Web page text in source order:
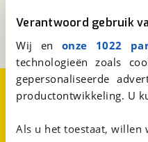
Verantwoord gebruik
Wij en onze 1022
technologieën zoals
gepersonaliseerde
productontwikkeling. U
Als u het toestaat, willen
Een initiatief van
Over viaBOVAG.nl
CookievoorkeurenVacatures